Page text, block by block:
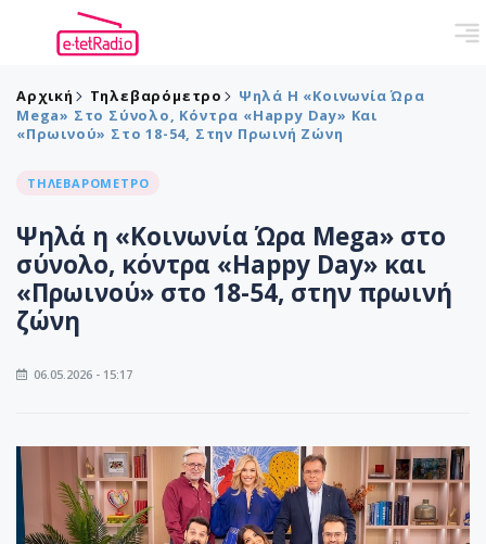
Αρχική Τηλεβαρόμετρο
Ψηλά Η «Κοινωνία Ώρα
Mega» Στο Σύνολο, Κόντρα «Happy Day» Και
«Πρωινού» Στο 18-54, Στην Πρωινή Ζώνη
ΤΗΛΕΒΑΡΟΜΕΤΡΟ
Ψηλά η «Κοινωνία Ώρα Mega» στο
σύνολο, κόντρα «Happy Day» και
«Πρωινού» στο 18-54, στην πρωινή
ζώνη
06.05.2026 - 15:17